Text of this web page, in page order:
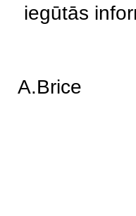
iegūtās
A.Brice